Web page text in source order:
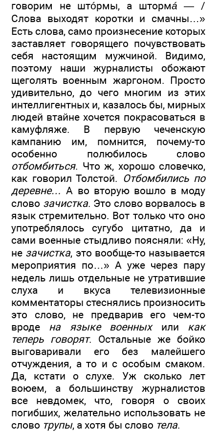
говорим не штóрмы, а штормá — /
Слова выходят коротки и смачны…»
Есть слова, само произнесение которых
заставляет говорящего почувствовать
себя настоящим мужчиной. Видимо,
поэтому наши журналисты обожают
щеголять военным жаргоном. Просто
удивительно, до чего многим из этих
интеллигентных и, казалось бы, мирных
людей втайне хочется покрасоваться в
камуфляже. В первую чеченскую
кампанию им, помнится, почему-то
особенно полюбилось слово
отбомбиться. Что ж, хорошо словечко,
как говорил Толстой. Отбомбились по
деревне… А во вторую вошло в моду
слово зачистка. Это слово ворвалось в
язык стремительно. Вот только что оно
употреблялось сугубо цитатно, да и
сами военные стыдливо поясняли: «Ну,
не зачистка, это вообще-то называется
мероприятия по…» А уже через пару
недель лишь отдельные не утратившие
слуха и вкуса телевизионные
комментаторы стеснялись произносить
это слово, не предварив его чем-то
вроде на языке военныхили как
теперь говорят. Остальные же бойко
выговаривали его без малейшего
отчуждения, а то и с особым смаком.
Да, кстати о слухе. Уж сколько лет
воюем, а большинству журналистов
все невдомек, что, говоря о своих
погибших, желательно использовать не
слово трупы, а хотя бы слово тела.